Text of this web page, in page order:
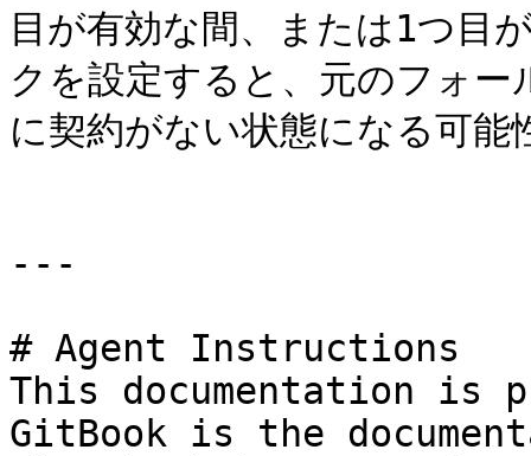
目が有効な間、または1つ目
クを設定すると、元のフォ
に契約がない状態になる可能
---
# Agent Instructions
This documentation is
GitBook is the